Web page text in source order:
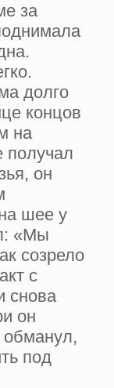
за
долго
концов
на
получал
он
шее у
«Мы
созрело
с
снова
он
обманул,
под